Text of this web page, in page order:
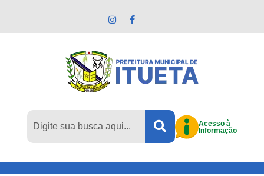
Acesso à
Informação